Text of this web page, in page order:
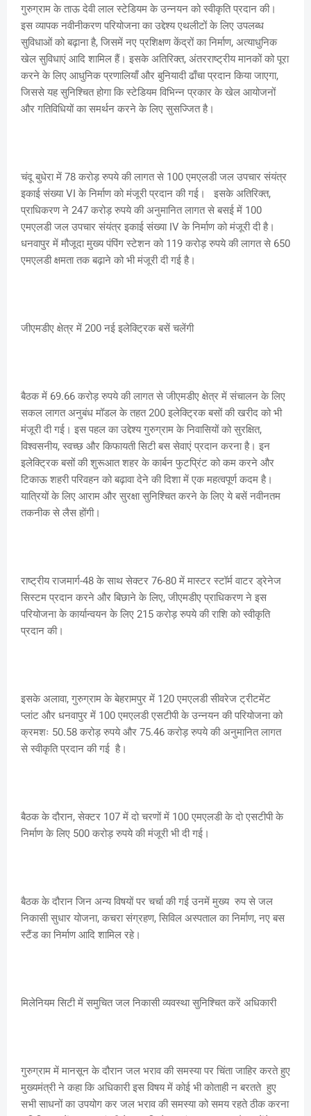
गुरुग्राम के ताऊ देवी लाल स्टेडियम के उन्नयन को स्वीकृति प्रदान की।
इस व्यापक नवीनीकरण परियोजना का उद्देश्य एथलीटों के लिए उपलब्ध
सुविधाओं को बढ़ाना है, जिसमें नए प्रशिक्षण केंद्रों का निर्माण, अत्याधुनिक
खेल सुविधाएं आदि शामिल हैं। इसके अतिरिक्त, अंतरराष्ट्रीय मानकों को पूरा
करने के लिए आधुनिक प्रणालियाँ और बुनियादी ढाँचा प्रदान किया जाएगा,
जिससे यह सुनिश्चित होगा कि स्टेडियम विभिन्न प्रकार के खेल आयोजनों
और गतिविधियों का समर्थन करने के लिए सुसज्जित है।
चंदू बुधेरा में 78 करोड़ रुपये की लागत से 100 एमएलडी जल उपचार संयंत्र
इकाई संख्या VI के निर्माण को मंजूरी प्रदान की गई। इसके अतिरिक्त,
प्राधिकरण ने 247 करोड़ रुपये की अनुमानित लागत से बसई में 100
एमएलडी जल उपचार संयंत्र इकाई संख्या IV के निर्माण को मंजूरी दी है।
धनवापुर में मौजूदा मुख्य पंपिंग स्टेशन को 119 करोड़ रुपये की लागत से 650
एमएलडी क्षमता तक बढ़ाने को भी मंजूरी दी गई है।
जीएमडीए क्षेत्र में 200 नई इलेक्ट्रिक बसें चलेंगी
बैठक में 69.66 करोड़ रुपये की लागत से जीएमडीए क्षेत्र में संचालन के लिए
सकल लागत अनुबंध मॉडल के तहत 200 इलेक्ट्रिक बसों की खरीद को भी
मंजूरी दी गई। इस पहल का उद्देश्य गुरुग्राम के निवासियों को सुरक्षित,
विश्वसनीय, स्वच्छ और किफायती सिटी बस सेवाएं प्रदान करना है। इन
इलेक्ट्रिक बसों की शुरूआत शहर के कार्बन फुटप्रिंट को कम करने और
टिकाऊ शहरी परिवहन को बढ़ावा देने की दिशा में एक महत्वपूर्ण कदम है।
यात्रियों के लिए आराम और सुरक्षा सुनिश्चित करने के लिए ये बसें नवीनतम
तकनीक से लैस होंगी।
राष्ट्रीय राजमार्ग-48 के साथ सेक्टर 76-80 में मास्टर स्टॉर्म वाटर ड्रेनेज
सिस्टम प्रदान करने और बिछाने के लिए, जीएमडीए प्राधिकरण ने इस
परियोजना के कार्यान्वयन के लिए 215 करोड़ रुपये की राशि को स्वीकृति
प्रदान की।
इसके अलावा, गुरुग्राम के बेहरामपुर में 120 एमएलडी सीवरेज ट्रीटमेंट
प्लांट और धनवापुर में 100 एमएलडी एसटीपी के उन्नयन की परियोजना को
क्रमशः 50.58 करोड़ रुपये और 75.46 करोड़ रुपये की अनुमानित लागत
से स्वीकृति प्रदान की गई है।
बैठक के दौरान, सेक्टर 107 में दो चरणों में 100 एमएलडी के दो एसटीपी के
निर्माण के लिए 500 करोड़ रुपये की मंजूरी भी दी गई।
बैठक के दौरान जिन अन्य विषयों पर चर्चा की गई उनमें मुख्य रुप से जल
निकासी सुधार योजना, कचरा संग्रहण, सिविल अस्पताल का निर्माण, नए बस
स्टैंड का निर्माण आदि शामिल रहे।
मिलेनियम सिटी में समुचित जल निकासी व्यवस्था सुनिश्चित करें अधिकारी
गुरुग्राम में मानसून के दौरान जल भराव की समस्या पर चिंता जाहिर करते हुए
मुख्यमंत्री ने कहा कि अधिकारी इस विषय में कोई भी कोताही न बरतते हुए
सभी साधनों का उपयोग कर जल भराव की समस्या को समय रहते ठीक करना